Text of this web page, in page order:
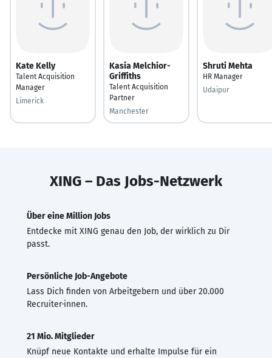
Kate Kelly
Talent Acquisition
Manager
Limerick
Kasia Melchior-
Griffiths
Talent Acquisition
Partner
Manchester
Shruti Mehta
HR Manager
Udaipur
XING – Das Jobs-Netzwerk
Über eine Million Jobs
Entdecke mit XING genau den Job, der wirklich zu Dir
passt.
Persönliche Job-Angebote
Lass Dich finden von Arbeitgebern und über 20.000
Recruiter·innen.
21 Mio. Mitglieder
Knüpf neue Kontakte und erhalte Impulse für ein